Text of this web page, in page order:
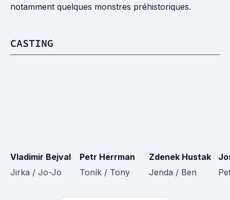
notamment quelques monstres préhistoriques.
CASTING
Vladimir Bejval
Jirka / Jo-Jo
Petr Herrman
Toník / Tony
Zdenek Hustak
Jenda / Ben